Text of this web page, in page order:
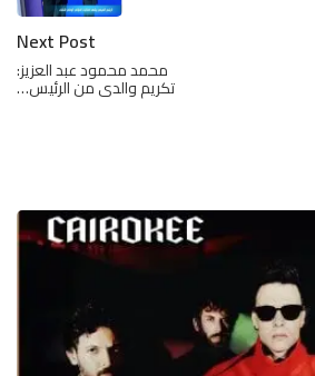
Next Post
محمد محمود عبد العزيز:
تكريم والدى من الرئيس…